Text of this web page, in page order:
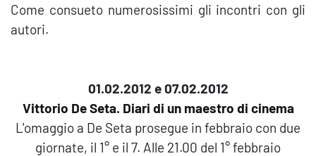
Come consueto numerosissimi gli incontri con gli
autori.
01.02.2012 e 07.02.2012
Vittorio De Seta. Diari di un maestro di cinema
L'omaggio a De Seta prosegue in febbraio con due
giornate, il 1° e il 7. Alle 21.00 del 1° febbraio